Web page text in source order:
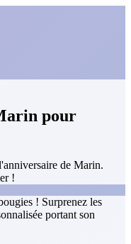
pour
de Marin.
!
! Surprenez les
portant son